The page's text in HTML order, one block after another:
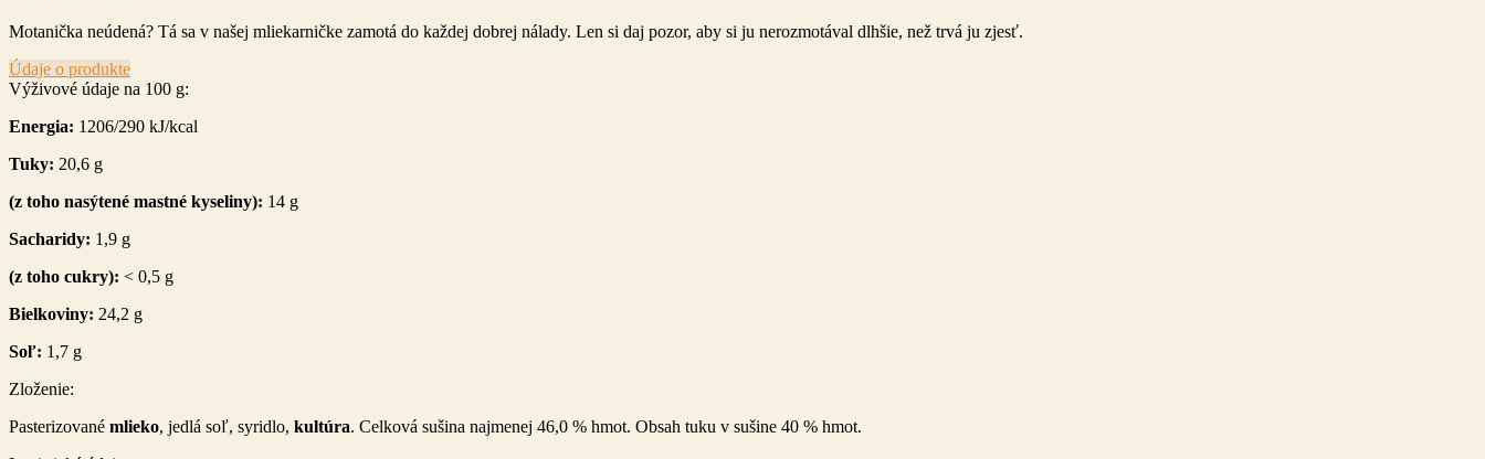
Motanička neúdená? Tá sa v našej mliekarničke zamotá do každej dobrej nálady. Len si daj pozor, aby si ju nerozmotával dlhšie, než trvá ju zjesť.
Údaje o produkte
Výživové údaje na 100 g:
Energia: 1206/290 kJ/kcal
Tuky: 20,6 g
(z toho nasýtené mastné kyseliny): 14 g
Sacharidy: 1,9 g
(z toho cukry): < 0,5 g
Bielkoviny: 24,2 g
Soľ: 1,7 g
Zloženie:
Pasterizované mlieko, jedlá soľ, syridlo, kultúra. Celková sušina najmenej 46,0 % hmot. Obsah tuku v sušine 40 % hmot.